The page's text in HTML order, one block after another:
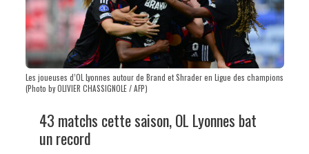
Les joueuses d’OL Lyonnes autour de Brand et Shrader en Ligue des champions
(Photo by OLIVIER CHASSIGNOLE / AFP)
43 matchs cette saison, OL Lyonnes bat
un record